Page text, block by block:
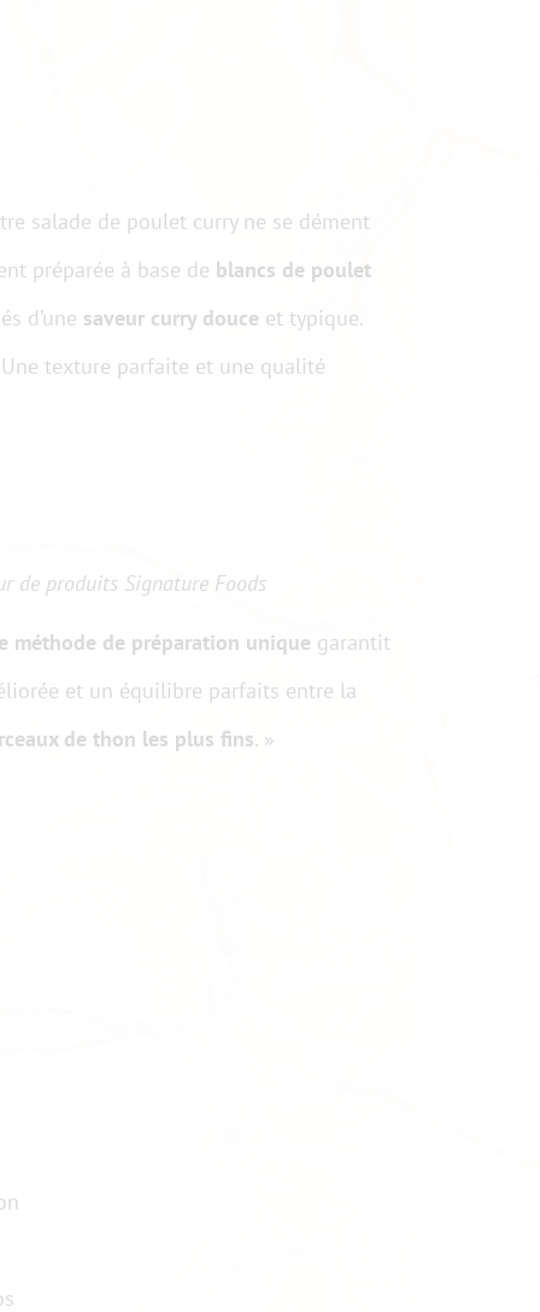
salade de poulet curry ne se dément
préparée à base de blancs de poulet
d’une saveur curry douce et typique.
texture parfaite et une qualité
de produits Signature Foods
méthode de préparation unique garantit
et un équilibre parfaits entre la
de thon les plus fins. »